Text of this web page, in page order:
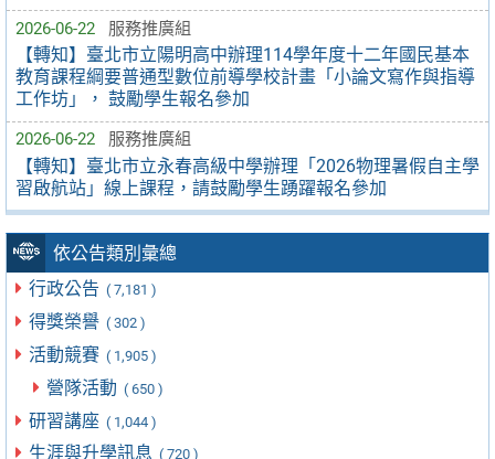
2026-06-22 服務推廣組
【轉知】臺北市立陽明高中辦理114學年度十二年國民基本
教育課程綱要普通型數位前導學校計畫「小論文寫作與指導
工作坊」， 鼓勵學生報名參加
2026-06-22 服務推廣組
【轉知】臺北市立永春高級中學辦理「2026物理暑假自主學
習啟航站」線上課程，請鼓勵學生踴躍報名參加
依公告類別彙總
行政公告 ( 7,181 )
得獎榮譽 ( 302 )
活動競賽 ( 1,905 )
營隊活動 ( 650 )
研習講座 ( 1,044 )
生涯與升學訊息 ( 720 )